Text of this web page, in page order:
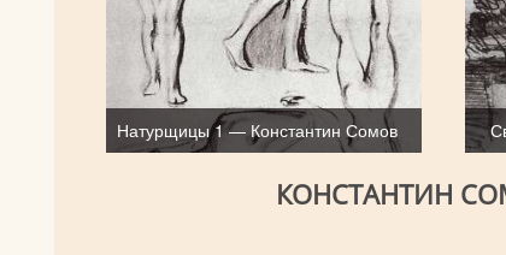
Натурщицы 1 — Константин Сомов
КОНСТАНТИН